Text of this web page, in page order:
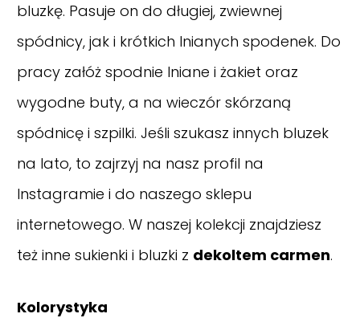
bluzkę. Pasuje on do długiej, zwiewnej
spódnicy, jak i krótkich lnianych spodenek. Do
pracy załóż spodnie lniane i żakiet oraz
wygodne buty, a na wieczór skórzaną
spódnicę i szpilki. Jeśli szukasz innych bluzek
na lato, to zajrzyj na nasz profil na
Instagramie i do naszego sklepu
internetowego. W naszej kolekcji znajdziesz
też inne sukienki i bluzki z dekoltem carmen.
Kolorystyka